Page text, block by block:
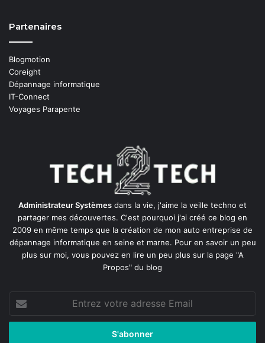
Partenaires
Blogmotion
Coreight
Dépannage informatique
IT-Connect
Voyages Parapente
Administrateur Systèmes dans la vie, j'aime la veille techno et
partager mes découvertes. C'est pourquoi j'ai créé ce blog en
2009 en même temps que la création de mon auto entreprise de
dépannage informatique en seine et marne. Pour en savoir un peu
plus sur moi, vous pouvez en lire un peu plus sur la page "A
Propos" du blog
votre
adresse